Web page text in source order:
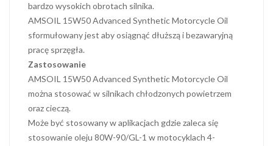
bardzo wysokich obrotach silnika.
AMSOIL 15W50 Advanced Synthetic Motorcycle Oil
sformułowany jest aby osiągnąć dłuższą i bezawaryjną
pracę sprzęgła.
Zastosowanie
AMSOIL 15W50 Advanced Synthetic Motorcycle Oil
można stosować w silnikach chłodzonych powietrzem
oraz cieczą.
Może być stosowany w aplikacjach gdzie zaleca się
stosowanie oleju 80W-90/GL-1 w motocyklach 4-